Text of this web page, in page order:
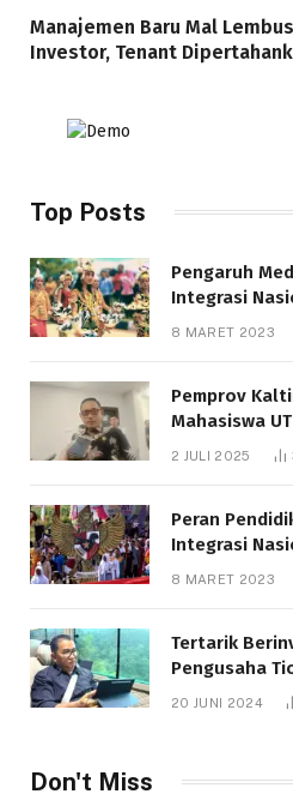
Manajemen Baru Mal
Investor, Tenant
Top Posts
Pengaruh
Integrasi
8 MARET 2023
Pemprov
Mahasiswa
Bantuan
2 JULI 2025
Peran
Integrasi
8 MARET 2023
Tertarik
Pengusaha
20 JUNI 2024
Don't Miss